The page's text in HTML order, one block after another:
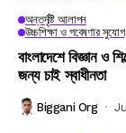
অন্তর্দৃষ্টি আলাপন
উচ্চশিক্ষা ও গবেষণার সুযোগ
বাংলাদেশে বিজ্ঞান ও
জন্য চাই স্বাধীনতা
Biggani Org